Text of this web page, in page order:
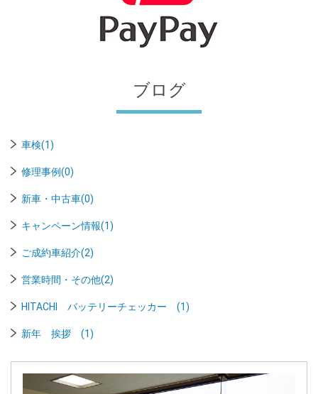
ブログ
車検(1)
修理事例(0)
新車・中古車(0)
キャンペーン情報(1)
ご成約車紹介(2)
営業時間・その他(2)
HITACHI バッテリーチェッカー (1)
新年 挨拶 (1)